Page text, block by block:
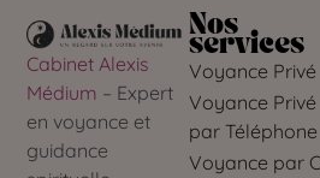
Cabinet Alexis
Médium – Expert
en voyance et
guidance
Nos
services
Voyance Privé
Voyance Privé
par Téléphone
Voyance par